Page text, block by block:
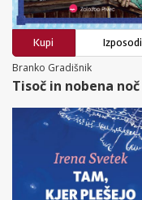
Kupi
Izposodi
Branko Gradišnik
Tisoč in nobena noč